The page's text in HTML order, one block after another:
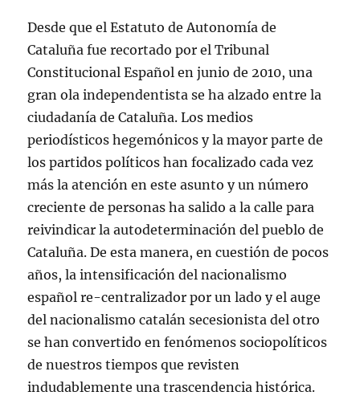
Desde que el Estatuto de Autonomía de
Cataluña fue recortado por el Tribunal
Constitucional Español en junio de 2010, una
gran ola independentista se ha alzado entre la
ciudadanía de Cataluña. Los medios
periodísticos hegemónicos y la mayor parte de
los partidos políticos han focalizado cada vez
más la atención en este asunto y un número
creciente de personas ha salido a la calle para
reivindicar la autodeterminación del pueblo de
Cataluña. De esta manera, en cuestión de pocos
años, la intensificación del nacionalismo
español re-centralizador por un lado y el auge
del nacionalismo catalán secesionista del otro
se han convertido en fenómenos sociopolíticos
de nuestros tiempos que revisten
indudablemente una trascendencia histórica.